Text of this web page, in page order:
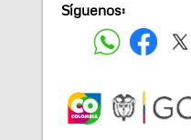
Síguenos: